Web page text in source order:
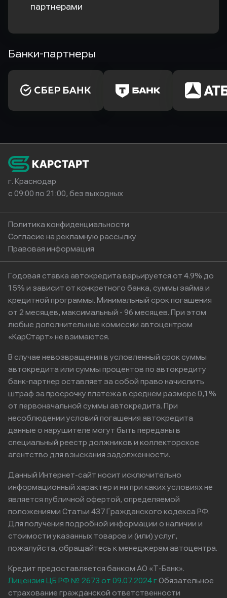
партнерами
Банки-партнеры
г. Краснодар
с 09:00 по 21:00, без выходных
Политика конфиденциальности
Согласие на рекламную рассылку
Правовая информация
Годовая ставка автокредита варьируется от 4.9% до
15% и зависит от конкретного банка, суммы займа и
кредитной программы. Минимальный срок погашения
от 2 месяцев, максимальный - 96 месяцев. При этом
любые дополнительные комиссии автоцентром
«КарСтарт» не взимаются.
В случае невозвращения в условленный срок суммы
автокредита или суммы процентов по автокредиту
банк-партнер оставляет за собой право начислить
штраф за просрочку платежа в среднем размере 0,1%
от первоначальной суммы автокредита. При
несоблюдении условий погашения автокредита
данные о нарушителе могут быть переданы в
специальный реестр должников и коллекторское
агентство для взыскания задолженности.
Данный Интернет-сайт носит исключительно
информационный характер и ни при каких условиях не
является публичной офертой, определяемой
положениями Статьи 437 Гражданского кодекса РФ.
Для получения подробной информации о наличии и
стоимости указанных товаров и (или) услуг,
пожалуйста, обращайтесь к менеджерам автоцентра.
Кредит предоставляется банком АО «Т-Банк».
Лицензия ЦБ РФ № 2673 от 09.07.2024 гОбязательное
страхование гражданской ответственности